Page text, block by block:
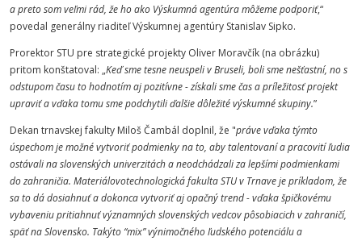
a preto som veľmi rád, že ho ako Výskumná agentúra môžeme podporiť,“
povedal generálny riaditeľ Výskumnej agentúry Stanislav Sipko.
Prorektor STU pre strategické projekty Oliver Moravčík (na obrázku)
pritom konštatoval: „Keď sme tesne neuspeli v Bruseli, boli sme nešťastní, no s
odstupom času to hodnotím aj pozitívne - získali sme čas a príležitosť projekt
upraviť a vďaka tomu sme podchytili ďalšie dôležité výskumné skupiny.”
Dekan trnavskej fakulty Miloš Čambál doplnil, že "práve vďaka týmto
úspechom je možné vytvoriť podmienky na to, aby talentovaní a pracovití ľudia
ostávali na slovenských univerzitách a neodchádzali za lepšími podmienkami
do zahraničia. Materiálovotechnologická fakulta STU v Trnave je príkladom, že
sa to dá dosiahnuť a dokonca vytvoriť aj opačný trend - vďaka špičkovému
vybaveniu pritiahnuť významných slovenských vedcov pôsobiacich v zahraničí,
späť na Slovensko. Takýto “mix” výnimočného ľudského potenciálu a